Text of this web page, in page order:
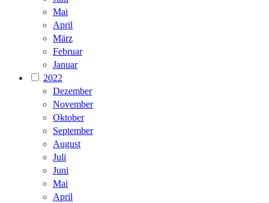
Mai
April
März
Februar
Januar
2022
Dezember
November
Oktober
September
August
Juli
Juni
Mai
April